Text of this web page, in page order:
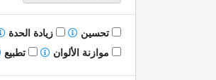
تحسين زيادة الحدة
موازنة الألوان
تطبيع